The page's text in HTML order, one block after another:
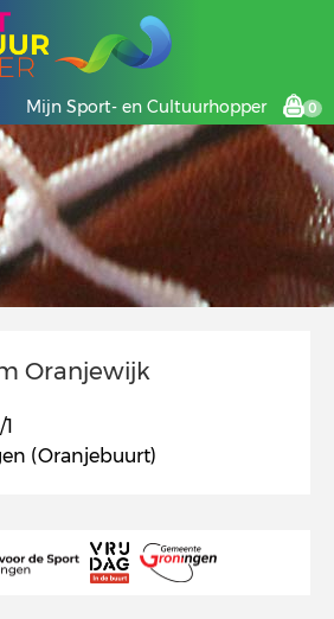
Mijn Sport- en Cultuurhopper 0
Oranjewijk
(Oranjebuurt)